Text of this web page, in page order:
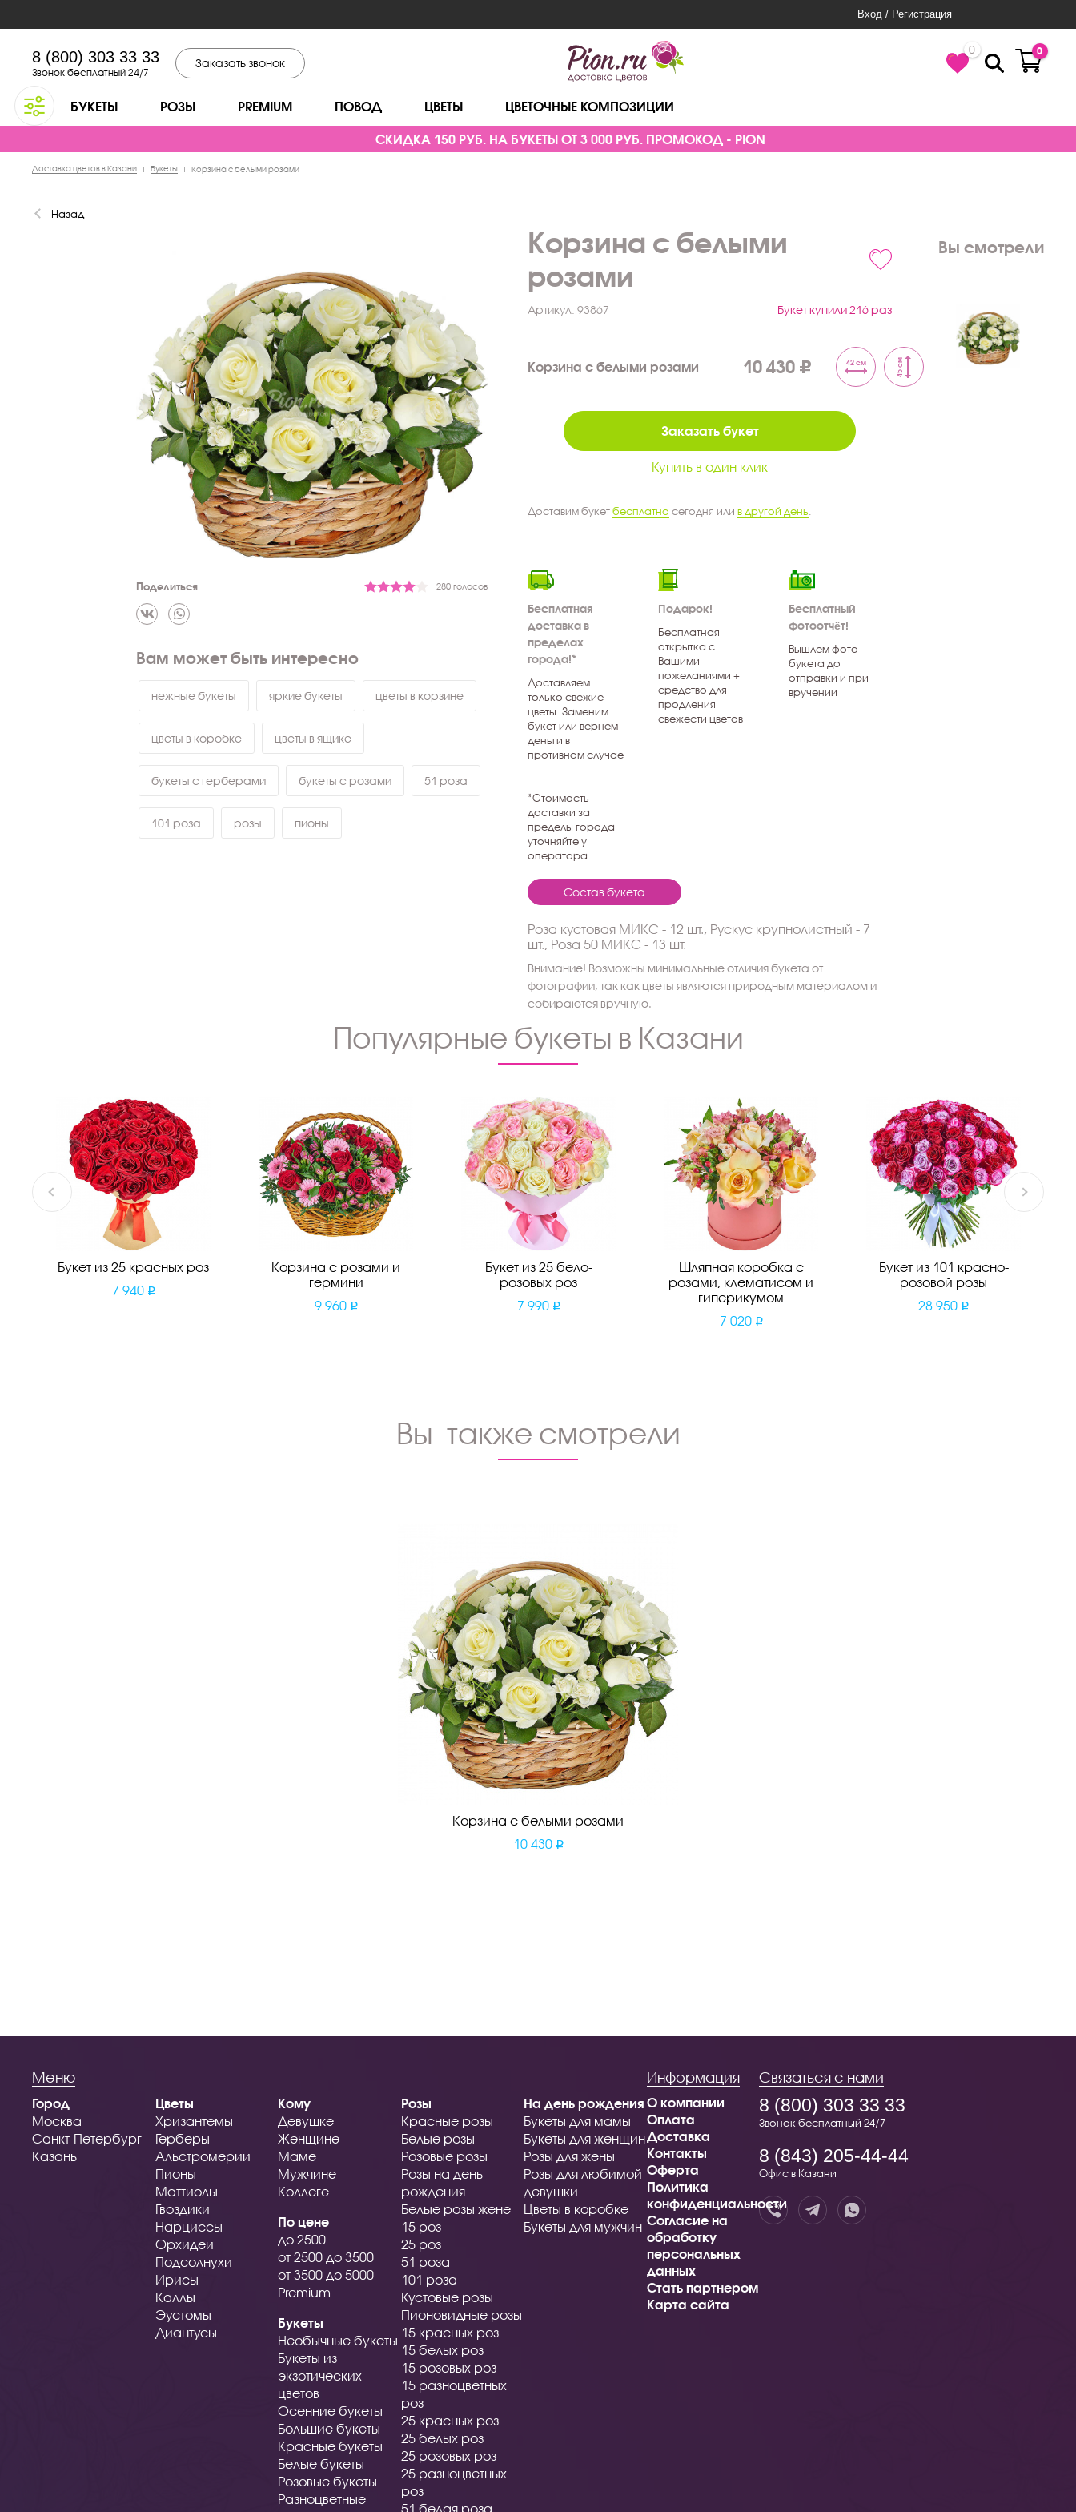
Вход / Регистрация
8 (800) 303 33 33
Звонок бесплатный 24/7
Заказать звонок
0 0
БУКЕТЫ РОЗЫ PREMIUM ПОВОД ЦВЕТЫ ЦВЕТОЧНЫЕ КОМПОЗИЦИИ
СКИДКА 150 РУБ. НА БУКЕТЫ ОТ 3 000 РУБ. ПРОМОКОД - PION
Доставка цветов в Казани | Букеты | Корзина с белыми розами
Назад
Поделиться
Вам может быть интересно
нежные букеты яркие букеты цветы в корзине
цветы в коробке цветы в ящике
букеты с герберами букеты с розами 51 роза
101 роза розы пионы
280 голосов
Корзина с белыми
розами
Артикул: 93867 Букет купили 216 раз
Корзина с белыми розами 10 430 42 см 45 см
Заказать букет
Купить в один клик
Доставим букетбесплатно сегодня или в другой день
Бесплатная
доставка в
пределах
города!*
Доставляем
только свежие
цветы. Заменим
букет или вернем
деньги в
противном случае
*Стоимость
доставки за
пределы города
уточняйте у
оператора
Подарок!
Бесплатная
открытка с
Вашими
пожеланиями +
средство для
продления
свежести цветов
Бесплатный
фотоотчёт!
Вышлем фото
букета до
отправки и при
вручении
Состав букета
Роза кустовая МИКС - 12 шт., Рускус крупнолистный - 7
шт., Роза 50 МИКС - 13 шт.
Внимание! Возможны минимальные отличия букета от
фотографии, так как цветы являются природным материалом и
собираются вручную.
Вы смотрели
Популярные букеты в Казани
Букет из 25 красных роз
7 940
Корзина с розами и
гермини
9 960
Букет из 25 бело-
розовых роз
7 990
Шляпная коробка с
розами, клематисом и
гиперикумом
7 020
Букет из 101 красно-
розовой розы
28 950
Вы также смотрели
Корзина с белыми розами
10 430
Меню
Город
Москва
Санкт-Петербург
Казань
Цветы
Хризантемы
Герберы
Альстромерии
Пионы
Маттиолы
Гвоздики
Нарциссы
Орхидеи
Подсолнухи
Ирисы
Каллы
Эустомы
Диантусы
Кому
Девушке
Женщине
Маме
Мужчине
Коллеге
По цене
до 2500
от 2500 до 3500
от 3500 до 5000
Premium
Букеты
Необычные букеты
Букеты из
экзотических
цветов
Осенние букеты
Большие букеты
Красные букеты
Белые букеты
Розовые букеты
Разноцветные
Розы
Красные розы
Белые розы
Розовые розы
Розы на день
рождения
Белые розы жене
15 роз
25 роз
51 роза
101 роза
Кустовые розы
Пионовидные розы
15 красных роз
15 белых роз
15 розовых роз
15 разноцветных
роз
25 красных роз
25 белых роз
25 розовых роз
25 разноцветных
роз
51 белая роза
На день рождения
Букеты для мамы
Букеты для женщин
Розы для жены
Розы для любимой
девушки
Цветы в коробке
Букеты для мужчин
Информация
О компании
Оплата
Доставка
Контакты
Оферта
Политика
конфиденциальности
Согласие на
обработку
персональных
данных
Стать партнером
Карта сайта
Связаться с нами
8 (800) 303 33 33
Звонок бесплатный 24/7
8 (843) 205-44-44
Офис в Казани